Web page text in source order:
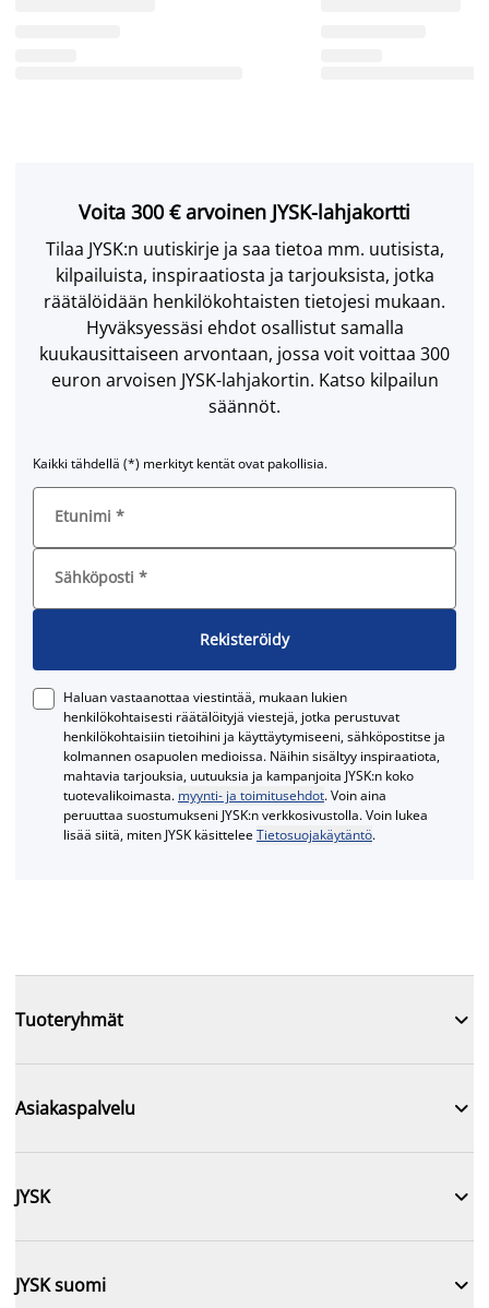
Voita 300 € arvoinen JYSK-lahjakortti
Tilaa JYSK:n uutiskirje ja saa tietoa mm. uutisista,
kilpailuista, inspiraatiosta ja tarjouksista, jotka
räätälöidään henkilökohtaisten tietojesi mukaan.
Hyväksyessäsi ehdot osallistut samalla
kuukausittaiseen arvontaan, jossa voit voittaa 300
euron arvoisen JYSK-lahjakortin. Katso kilpailun
säännöt.
Kaikki tähdellä (*) merkityt kentät ovat pakollisia.
Etunimi *
Sähköposti *
Rekisteröidy
Haluan vastaanottaa viestintää, mukaan lukien
henkilökohtaisesti räätälöityjä viestejä, jotka perustuvat
henkilökohtaisiin tietoihini ja käyttäytymiseeni, sähköpostitse ja
kolmannen osapuolen medioissa. Näihin sisältyy inspiraatiota,
mahtavia tarjouksia, uutuuksia ja kampanjoita JYSK:n koko
tuotevalikoimasta. myynti- ja toimitusehdot. Voin aina
peruuttaa suostumukseni JYSK:n verkkosivustolla. Voin lukea
lisää siitä, miten JYSK käsitteleeTietosuojakäytäntö.
Tuoteryhmät 
Asiakaspalvelu 
JYSK 
JYSK suomi 